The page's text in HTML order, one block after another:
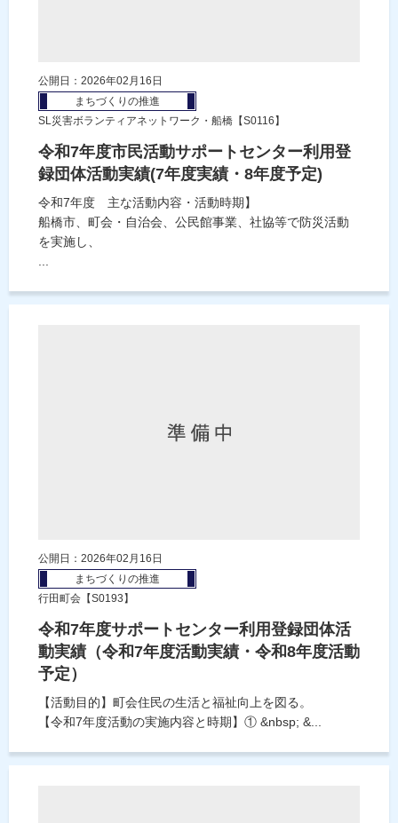
公開日：2026年02月16日
まちづくりの推進
SL災害ボランティアネットワーク・船橋【S0116】
令和7年度市民活動サポートセンター利用登
録団体活動実績(7年度実績・8年度予定)
令和7年度 主な活動内容・活動時期】
船橋市、町会・自治会、公民館事業、社協等で防災活動
を実施し、
公開日：2026年02月16日
まちづくりの推進
行田町会【S0193】
令和7年度サポートセンター利用登録団体活
動実績（令和7年度活動実績・令和8年度活動
予定）
【活動目的】町会住民の生活と福祉向上を図る。
【令和7年度活動の実施内容と時期】① &nbsp; &...